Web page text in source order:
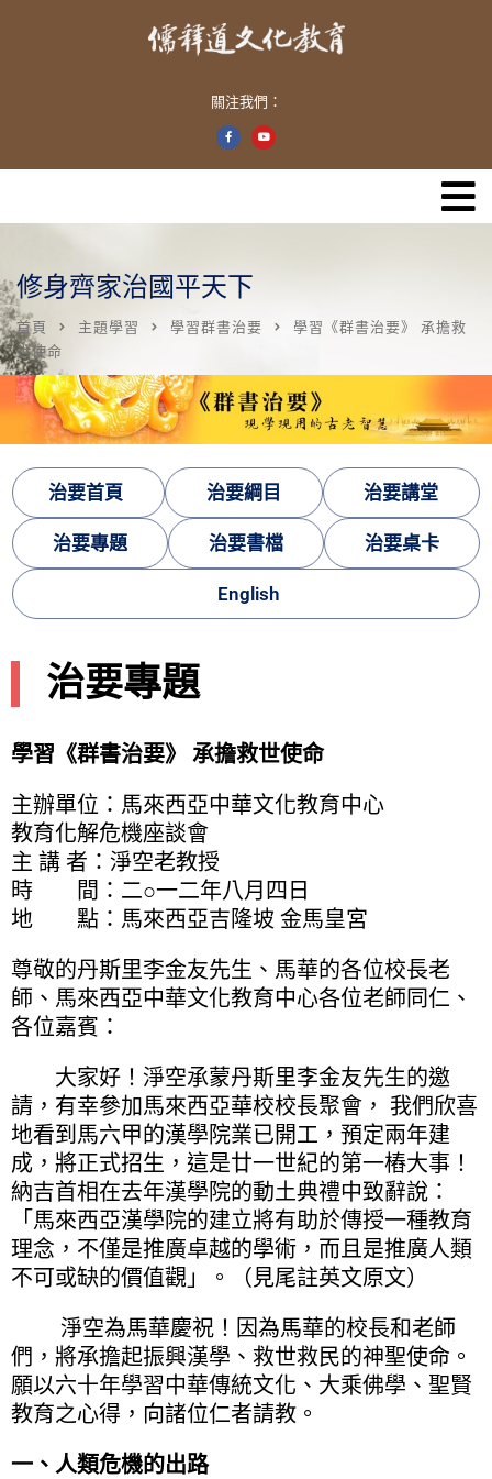
關注我們：
修身齊家治國平天下
首頁 主題學習 學習群書治要
學習《群書治要》 承擔救
世使命
治要首頁 治要綱目 治要講堂
治要專題 治要書檔 治要桌卡
English
治要專題
學習《群書治要》 承擔救世使命
主辦單位：馬來西亞中華文化教育中心
教育化解危機座談會
主 講 者：淨空老教授
時 間：二○一二年八月四日
地 點：馬來西亞吉隆坡 金馬皇宮
尊敬的丹斯里李金友先生、馬華的各位校長老
師、馬來西亞中華文化教育中心各位老師同仁、
各位嘉賓：
大家好！淨空承蒙丹斯里李金友先生的邀
請，有幸參加馬來西亞華校校長聚會， 我們欣喜
地看到馬六甲的漢學院業已開工，預定兩年建
成，將正式招生，這是廿一世紀的第一樁大事！
納吉首相在去年漢學院的動土典禮中致辭說：
「馬來西亞漢學院的建立將有助於傳授一種教育
理念，不僅是推廣卓越的學術，而且是推廣人類
不可或缺的價值觀」。（見尾註英文原文）
淨空為馬華慶祝！因為馬華的校長和老師
們，將承擔起振興漢學、救世救民的神聖使命。
願以六十年學習中華傳統文化、大乘佛學、聖賢
教育之心得，向諸位仁者請教。
一、人類危機的出路